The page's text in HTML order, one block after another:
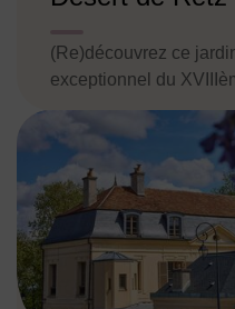
(Re)découvrez ce
exceptionnel du